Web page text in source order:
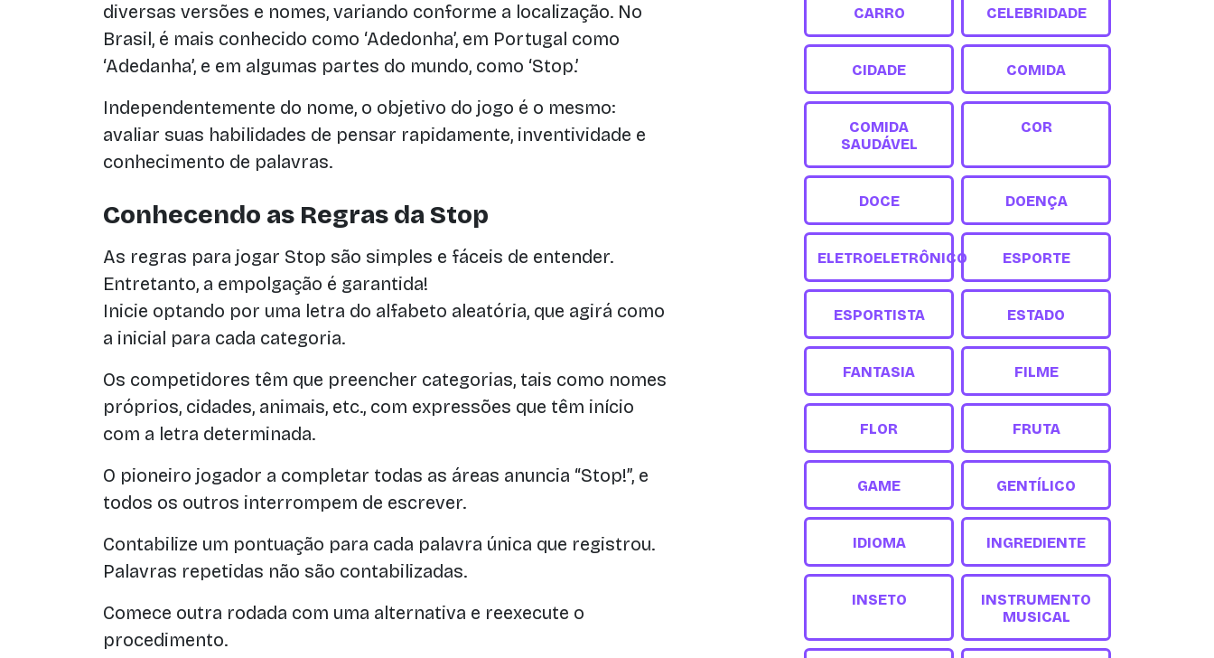
diversas versões e nomes, variando conforme a localização. No
Brasil, é mais conhecido como ‘Adedonha’, em Portugal como
‘Adedanha’, e em algumas partes do mundo, como ‘Stop.’
Independentemente do nome, o objetivo do jogo é o mesmo:
avaliar suas habilidades de pensar rapidamente, inventividade e
conhecimento de palavras.
Conhecendo as Regras da Stop
As regras para jogar Stop são simples e fáceis de entender.
Entretanto, a empolgação é garantida!
Inicie optando por uma letra do alfabeto aleatória, que agirá como
a inicial para cada categoria.
Os competidores têm que preencher categorias, tais como nomes
próprios, cidades, animais, etc., com expressões que têm início
com a letra determinada.
O pioneiro jogador a completar todas as áreas anuncia “Stop!”, e
todos os outros interrompem de escrever.
Contabilize um pontuação para cada palavra única que registrou.
Palavras repetidas não são contabilizadas.
Comece outra rodada com uma alternativa e reexecute o
procedimento.
CARRO CELEBRIDADE
CIDADE COMIDA
COMIDA
SAUDÁVEL
COR
DOCE DOENÇA
ELETROELETRÔNICO ESPORTE
ESPORTISTA ESTADO
FANTASIA FILME
FLOR FRUTA
GAME GENTÍLICO
IDIOMA INGREDIENTE
INSETO
INSTRUMENTO
MUSICAL